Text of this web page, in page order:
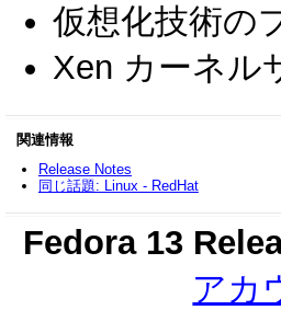
仮想化技術の
Xen カーネル
関連情報
Release Notes
同じ話題: Linux - RedHat
Fedora 13
アカ